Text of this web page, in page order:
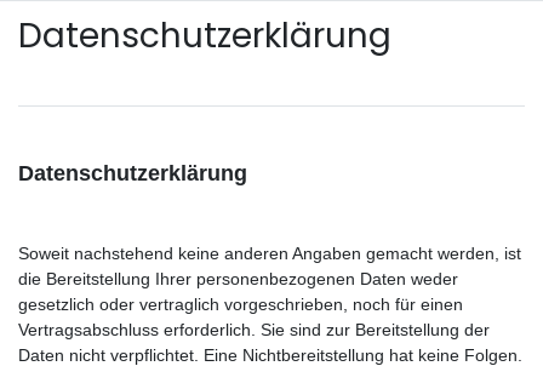
Daten­schutz­erklärung
Datenschutzerklärung
Soweit nachstehend keine anderen Angaben gemacht werden, ist
die Bereitstellung Ihrer personenbezogenen Daten weder
gesetzlich oder vertraglich vorgeschrieben, noch für einen
Vertragsabschluss erforderlich. Sie sind zur Bereitstellung der
Daten nicht verpflichtet. Eine Nichtbereitstellung hat keine Folgen.